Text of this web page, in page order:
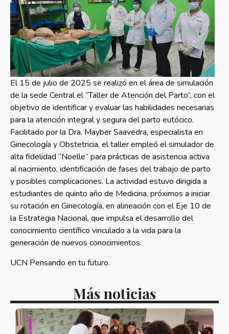
El 15 de julio de 2025 se realizó en el área de simulación
de la sede Central el “Taller de Atención del Parto”, con el
objetivo de identificar y evaluar las habilidades necesarias
para la atención integral y segura del parto eutócico.
Facilitado por la Dra. Mayber Saavedra, especialista en
Ginecología y Obstetricia, el taller empleó el simulador de
alta fidelidad “Noelle” para prácticas de asistencia activa
al nacimiento, identificación de fases del trabajo de parto
y posibles complicaciones. La actividad estuvo dirigida a
estudiantes de quinto año de Medicina, próximos a iniciar
su rotación en Ginecología, en alineación con el Eje 10 de
la Estrategia Nacional, que impulsa el desarrollo del
conocimiento científico vinculado a la vida para la
generación de nuevos conocimientos.
UCN Pensando en tu futuro.
Más noticias